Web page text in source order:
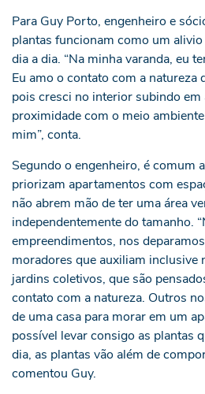
Para Guy Porto, engenheiro e
plantas funcionam como um
dia a dia. “Na minha varanda, eu
Eu amo o contato com a natureza
pois cresci no interior subindo em
proximidade com o meio
mim”, conta.
Segundo o engenheiro, é comum
priorizam apartamentos com
não abrem mão de ter uma área
independentemente do tamanho.
empreendimentos, nos
moradores que auxiliam inclusive
jardins coletivos, que são
contato com a natureza. Outros
de uma casa para morar em um
possível levar consigo as plantas
dia, as plantas vão além de
comentou Guy.